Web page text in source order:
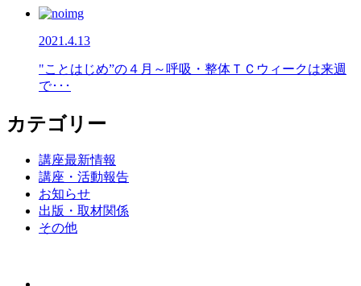
2021.4.13
"ことはじめ”の４月～呼吸・整体ＴＣウィークは来週
で･･･
カテゴリー
講座最新情報
講座・活動報告
お知らせ
出版・取材関係
その他